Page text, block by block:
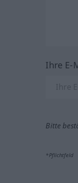
Ihre E-
Bitte
*Pflichtfeld